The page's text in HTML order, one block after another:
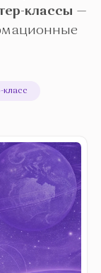
классы —
класс